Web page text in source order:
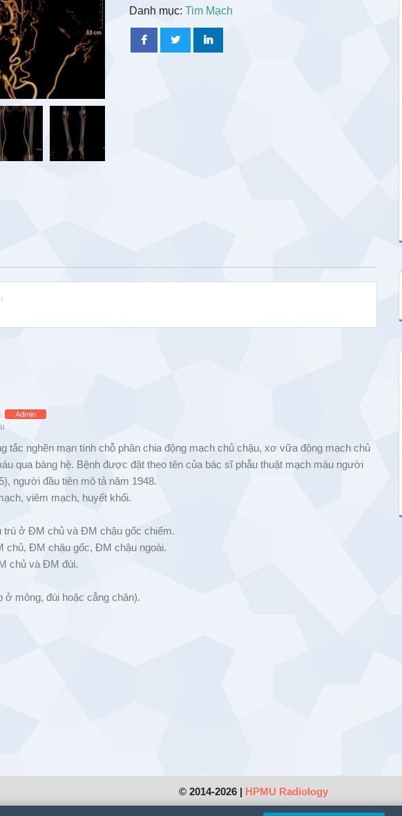
Danh mục: Tim Mạch
Admin
tắc nghẽn mạn tính chỗ phân chia động mạch chủ chậu, xơ vữa động mạch chủ
qua bàng hệ. Bệnh được đặt theo tên của bác sĩ phẫu thuật mạch máu người
người đầu tiên mô tả năm 1948.
viêm mạch, huyết khối.
trú ở ĐM chủ và ĐM chậu gốc chiếm.
chủ, ĐM chậu gốc, ĐM chậu ngoài.
chủ và ĐM đùi.
ở mông, đùi hoặc cẳng chân).
© 2014-2026 | HPMU Radiology